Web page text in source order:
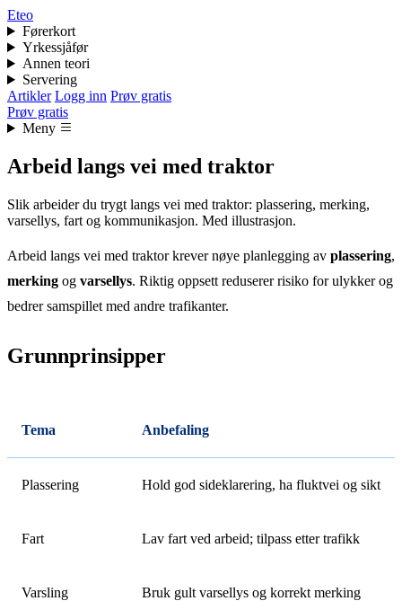
Eteo
Førerkort
Yrkessjåfør
Annen teori
Servering
Artikler Logg inn Prøv gratis
Prøv gratis
Meny
Arbeid langs vei med traktor
Slik arbeider du trygt langs vei med traktor: plassering, merking,
varsellys, fart og kommunikasjon. Med illustrasjon.
Arbeid langs vei med traktor krever nøye planlegging av plassering,
merking og varsellys. Riktig oppsett reduserer risiko for ulykker og
bedrer samspillet med andre trafikanter.
Grunnprinsipper
Tema Anbefaling
Plassering Hold god sideklarering, ha fluktvei og sikt
Fart Lav fart ved arbeid; tilpass etter trafikk
Varsling Bruk gult varsellys og korrekt merking